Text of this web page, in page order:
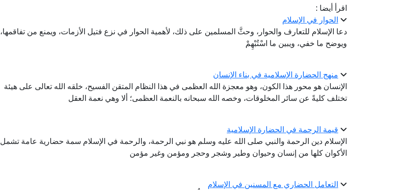
اقرأ أيضا :
الحوار في الإسلام
دعا الإسلام للتعارف والحوار، وحثَّ المسلمين على ذلك، لأهمية الحوار في نزع فتيل الأزمات، ويمنع من تفاقمها،
ويوضح ما خفي، ويبين ما اسْتُبْهِمْ
منهج الحضارة الإسلامية في بناء الإنسان
الإنسان هو محور هذا الكون، وهو معجزة الله العظمى في هذا النظام المتقن الفسيح، خلقه الله تعالى على هيئة
تختلف كليةً عن سائر المخلوقات، وخصه الله سبحانه بالنعمة العظمى؛ ألا وهي نعمة العقل
قيمة الرحمة في الحضارة الإسلامية
الإسلام دين الرحمة والنبي صلى الله عليه وسلم هو نبي الرحمة، والرحمة في الإسلام سمة حضارية عامة تشمل
الأكوان كلها من إنسان وحيوان وطير وشجر وحجر ومؤمن وغير مؤمن
التعامل الحضاري مع المسنين في الإسلام